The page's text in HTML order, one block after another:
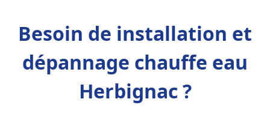
Besoin de installation et
dépannage chauffe eau
Herbignac ?